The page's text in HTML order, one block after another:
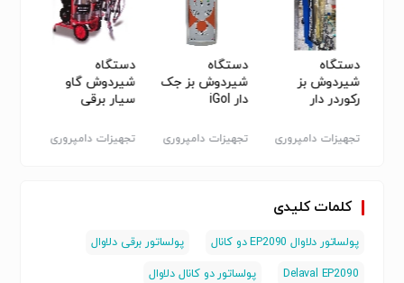
دستگاه
شیردوش بز
رکوردر دار
تجهیزات دامپروری
دستگاه
شیردوش بز جک
دار iGol
تجهیزات دامپروری
دستگاه
شیردوش گاو
سیار برقی
واحدی
تجهیزات دامپروری
کلمات کلیدی
پولساتور دلاوال EP2090 دو کانال
پولساتور برقی دلاوال
Delaval EP2090
پولساتور دو کانال دلاوال